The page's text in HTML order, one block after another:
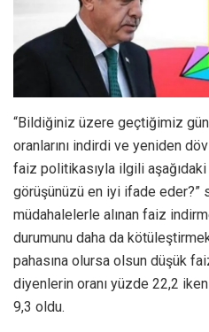
“Bildiğiniz üzere geçtiğimiz
oranlarını indirdi ve yeniden
faiz politikasıyla ilgili
görüşünüzü en iyi ifade eder?”
müdahalelerle alınan faiz
durumunu daha da
pahasına olursa olsun düşük
diyenlerin oranı yüzde 22,2
9,3 oldu.